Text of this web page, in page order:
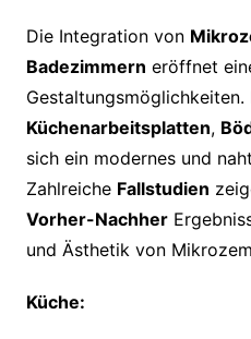
Die Integration von
Badezimmern eröffnet
Küchenarbeitsplatten,
sich ein modernes und
Zahlreiche Fallstudien
Vorher-Nachher
und Ästhetik von
Küche: